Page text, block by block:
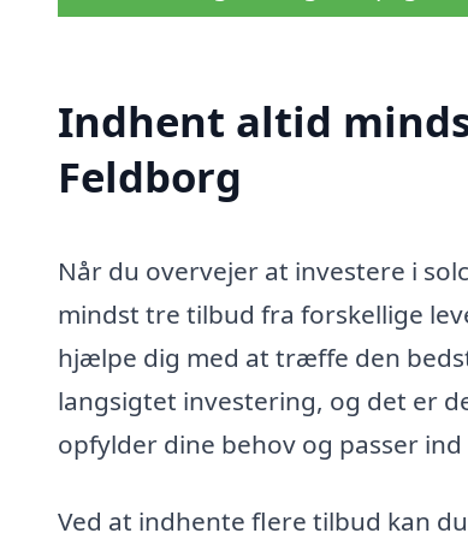
Indhent altid
Feldborg
Når du overvejer at investere i
mindst tre tilbud fra forskellige
hjælpe dig med at træffe den
langsigtet investering, og det er
opfylder dine behov og passer
Ved at indhente flere tilbud kan